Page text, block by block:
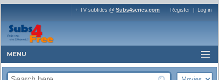
+ TV subtitles @ Subs4series.com Register | Log in
MENU